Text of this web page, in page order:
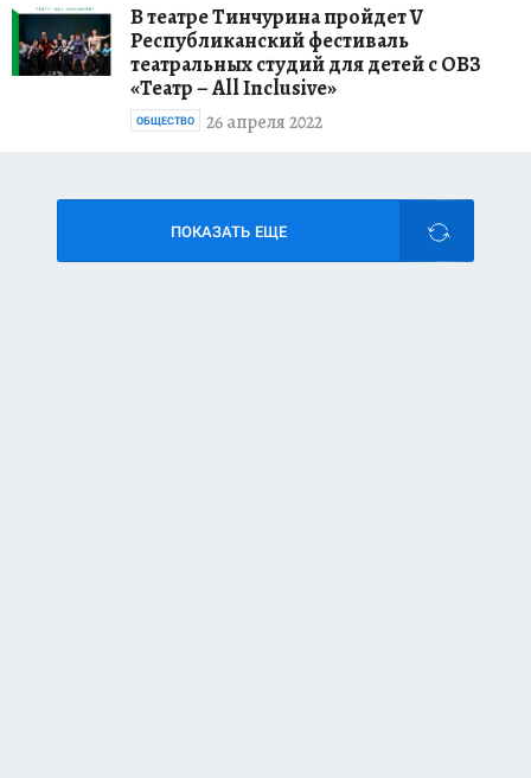
В театре Тинчурина пройдет V
Республиканский фестиваль
театральных студий для детей с ОВЗ
«Театр – All Inclusive»
26 апреля 2022
ОБЩЕСТВО
ПОКАЗАТЬ ЕЩЕ